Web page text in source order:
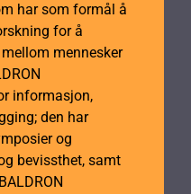
har som formål å
for å
mennesker
informasjon,
den har
og
bevissthet, samt